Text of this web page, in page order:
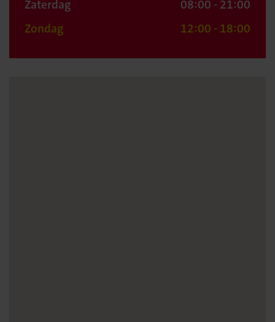
Zaterdag
08:00 - 21:00
Zondag
12:00 - 18:00